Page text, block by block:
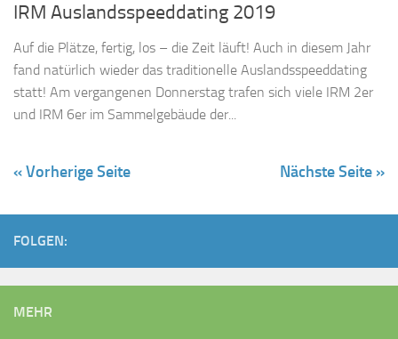
IRM Auslandsspeeddating 2019
Auf die Plätze, fertig, los – die Zeit läuft! Auch in diesem Jahr
fand natürlich wieder das traditionelle Auslandsspeeddating
statt! Am vergangenen Donnerstag trafen sich viele IRM 2er
und IRM 6er im Sammelgebäude der...
« Vorherige Seite Nächste Seite »
FOLGEN:
MEHR